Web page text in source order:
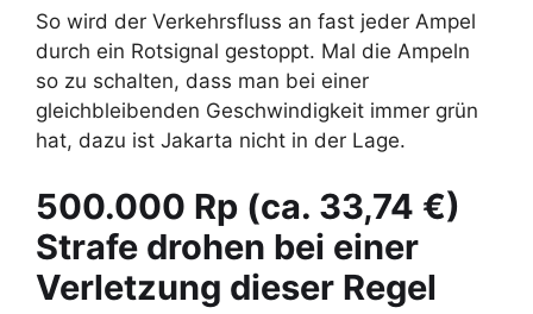
So wird der Verkehrsfluss an fast jeder Ampel
durch ein Rotsignal gestoppt. Mal die Ampeln
so zu schalten, dass man bei einer
gleichbleibenden Geschwindigkeit immer grün
hat, dazu ist Jakarta nicht in der Lage.
500.000 Rp (ca. 33,74 €)
Strafe drohen bei einer
Verletzung dieser Regel